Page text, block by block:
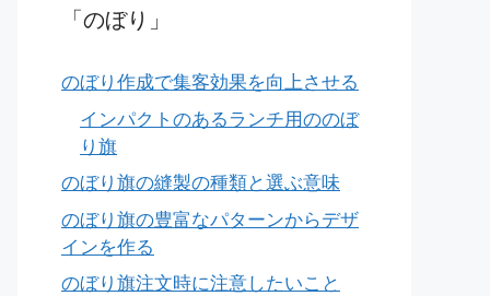
「のぼり」
のぼり作成で集客効果を向上させる
インパクトのあるランチ用ののぼ
り旗
のぼり旗の縫製の種類と選ぶ意味
のぼり旗の豊富なパターンからデザ
インを作る
のぼり旗注文時に注意したいこと